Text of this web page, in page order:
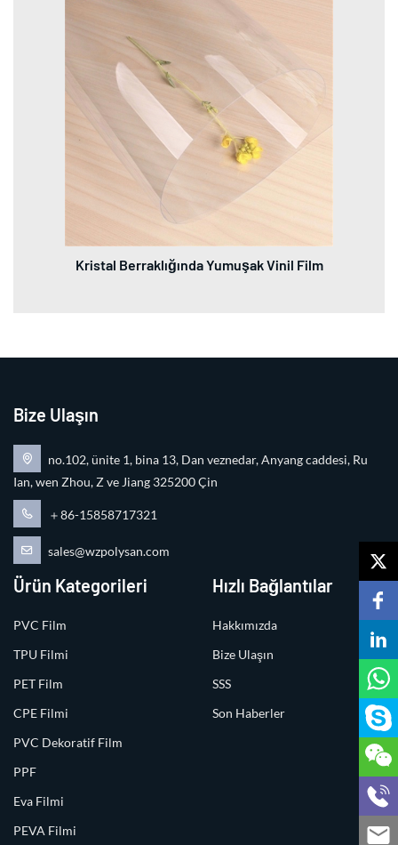
Kristal Berraklığında Yumuşak Vinil Film
Bize Ulaşın
no.102, ünite 1, bina 13, Dan veznedar, Anyang caddesi, Ru
Ian, wen Zhou, Z ve Jiang 325200 Çin
＋86-15858717321
sales@wzpolysan.com
Ürün Kategorileri
PVC Film
TPU Filmi
PET Film
CPE Filmi
PVC Dekoratif Film
PPF
Eva Filmi
PEVA Filmi
Hızlı Bağlantılar
Hakkımızda
Bize Ulaşın
SSS
Son Haberler